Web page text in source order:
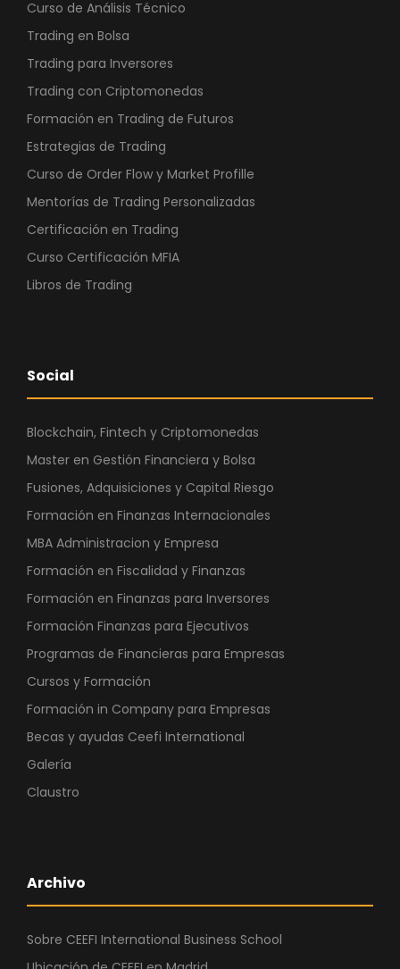
Curso de Análisis Técnico
Trading en Bolsa
Trading para Inversores
Trading con Criptomonedas
Formación en Trading de Futuros
Estrategias de Trading
Curso de Order Flow y Market Profille
Mentorías de Trading Personalizadas
Certificación en Trading
Curso Certificación MFIA
Libros de Trading
Social
Blockchain, Fintech y Criptomonedas
Master en Gestión Financiera y Bolsa
Fusiones, Adquisiciones y Capital Riesgo
Formación en Finanzas Internacionales
MBA Administracion y Empresa
Formación en Fiscalidad y Finanzas
Formación en Finanzas para Inversores
Formación Finanzas para Ejecutivos
Programas de Financieras para Empresas
Cursos y Formación
Formación in Company para Empresas
Becas y ayudas Ceefi International
Galería
Claustro
Archivo
Sobre CEEFI International Business School